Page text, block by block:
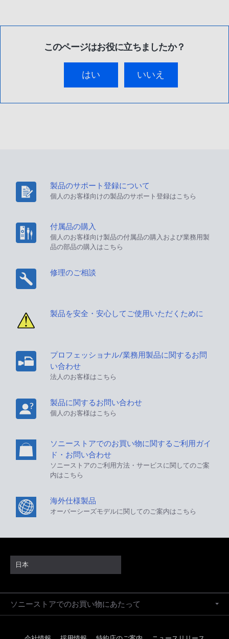
このページはお役に立ちましたか？
はい いいえ
製品のサポート登録について
個人のお客様向けの製品のサポート登録はこちら
付属品の購入
個人のお客様向け製品の付属品の購入および業務用製
品の部品の購入はこちら
修理のご相談
製品を安全・安心してご使用いただくために
プロフェッショナル/業務用製品に関するお問
い合わせ
法人のお客様はこちら
製品に関するお問い合わせ
個人のお客様はこちら
ソニーストアでのお買い物に関するご利用ガイ
ド・お問い合わせ
ソニーストアのご利用方法・サービスに関してのご案
内はこちら
海外仕様製品
オーバーシーズモデルに関してのご案内はこちら
日本
ソニーストアでのお買い物にあたって